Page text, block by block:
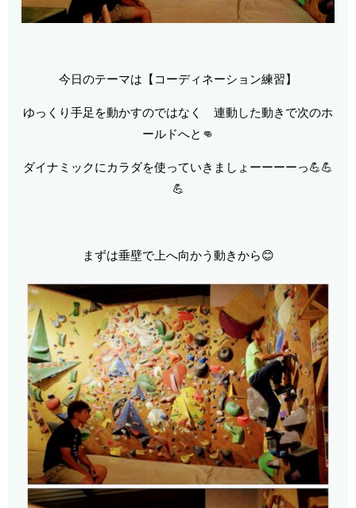
今日のテーマは【コーディネーション練習】
ゆっくり手足を動かすのではなく 連動した動きで次のホ
ールドへと👊
ダイナミックにカラダを使っていきましょーーーーっ💪💪
💪
まずは垂壁で上へ向かう動きから😊